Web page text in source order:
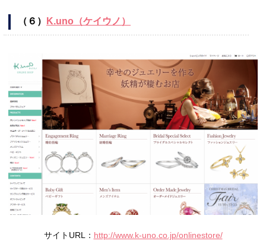
（６） K.uno（ケイウノ）
サイトURL： http://www.k-uno.co.jp/onlinestore/